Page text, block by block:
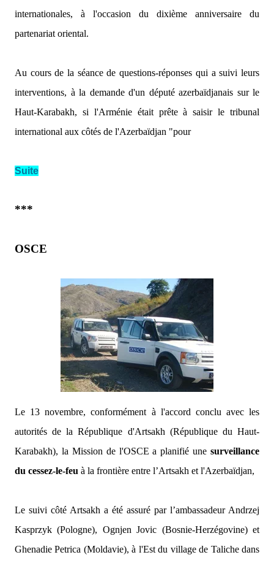
internationales, à l'occasion du dixième anniversaire du
partenariat oriental.
Au cours de la séance de questions-réponses qui a suivi leurs
interventions, à la demande d'un député azerbaïdjanais sur le
Haut-Karabakh, si l'Arménie était prête à saisir le tribunal
international aux côtés de l'Azerbaïdjan "pour
Suite
***
OSCE
Le 13 novembre, conformément à l'accord conclu avec les
autorités de la République d'Artsakh (République du Haut-
Karabakh), la Mission de l'OSCE a planifié une surveillance
du cessez-le-feu à la frontière entre l’Artsakh et l'Azerbaïdjan,
Le suivi côté Artsakh a été assuré par l’ambassadeur Andrzej
Kasprzyk (Pologne), Ognjen Jovic (Bosnie-Herzégovine) et
Ghenadie Petrica (Moldavie), à l'Est du village de Taliche dans